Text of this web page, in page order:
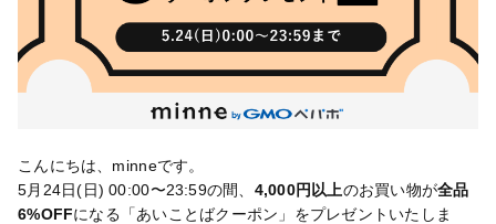
こんにちは、minneです。
5月24日(日) 00:00〜23:59の間、 4,000円以上のお買い物が全品
6%OFFになる「あいことばクーポン」をプレゼントいたしま